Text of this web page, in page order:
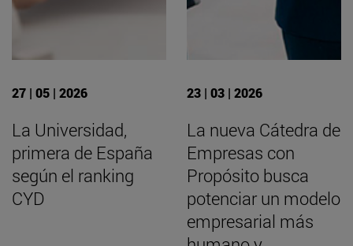
27 | 05 | 2026
La Universidad,
primera de España
según el ranking
CYD
23 | 03 | 2026
La nueva Cátedra de
Empresas con
Propósito busca
potenciar un modelo
empresarial más